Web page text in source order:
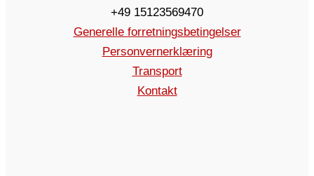
+49 15123569470
Generelle forretningsbetingelser
Personvernerklæring
Transport
Kontakt